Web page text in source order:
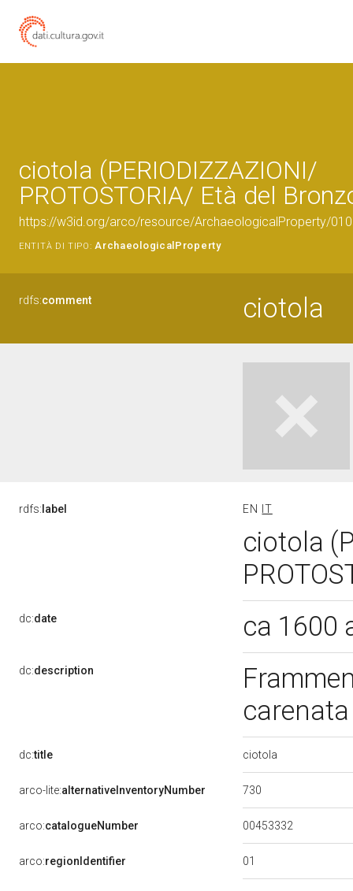
ciotola (PERIODIZZAZIONI/
PROTOSTORIA/ Età del
https://w3id.org/arco/resource/ArchaeologicalProperty/
ENTITÀ DI TIPO: ArchaeologicalProperty
rdfs:comment ciotola
rdfs: label EN IT
ciotola
dc:date ca 1600
dc:description
dc:title ciotola
arco-lite:alternativeInventoryNumber 730
arco:catalogueNumber 00453332
arco:regionIdentifier 01